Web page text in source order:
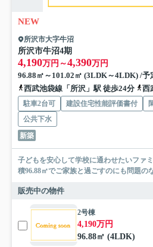
NEW
所沢市大字牛沼
所沢市牛沼4期
4,190万円～4,390万円
96.88㎡～101.02㎡ (3LDK～4LDK) /予
西武池袋線「所沢」駅 徒歩24分
西
駐車2台可 建設住宅性能評価書付
公共下水
新築
子どもを安心して学校に通わせたいファ
積96.88㎡でご家族と過ごすのにも問題の
販売中の物件
2号棟
4,190万円
96.88㎡ (4LDK)